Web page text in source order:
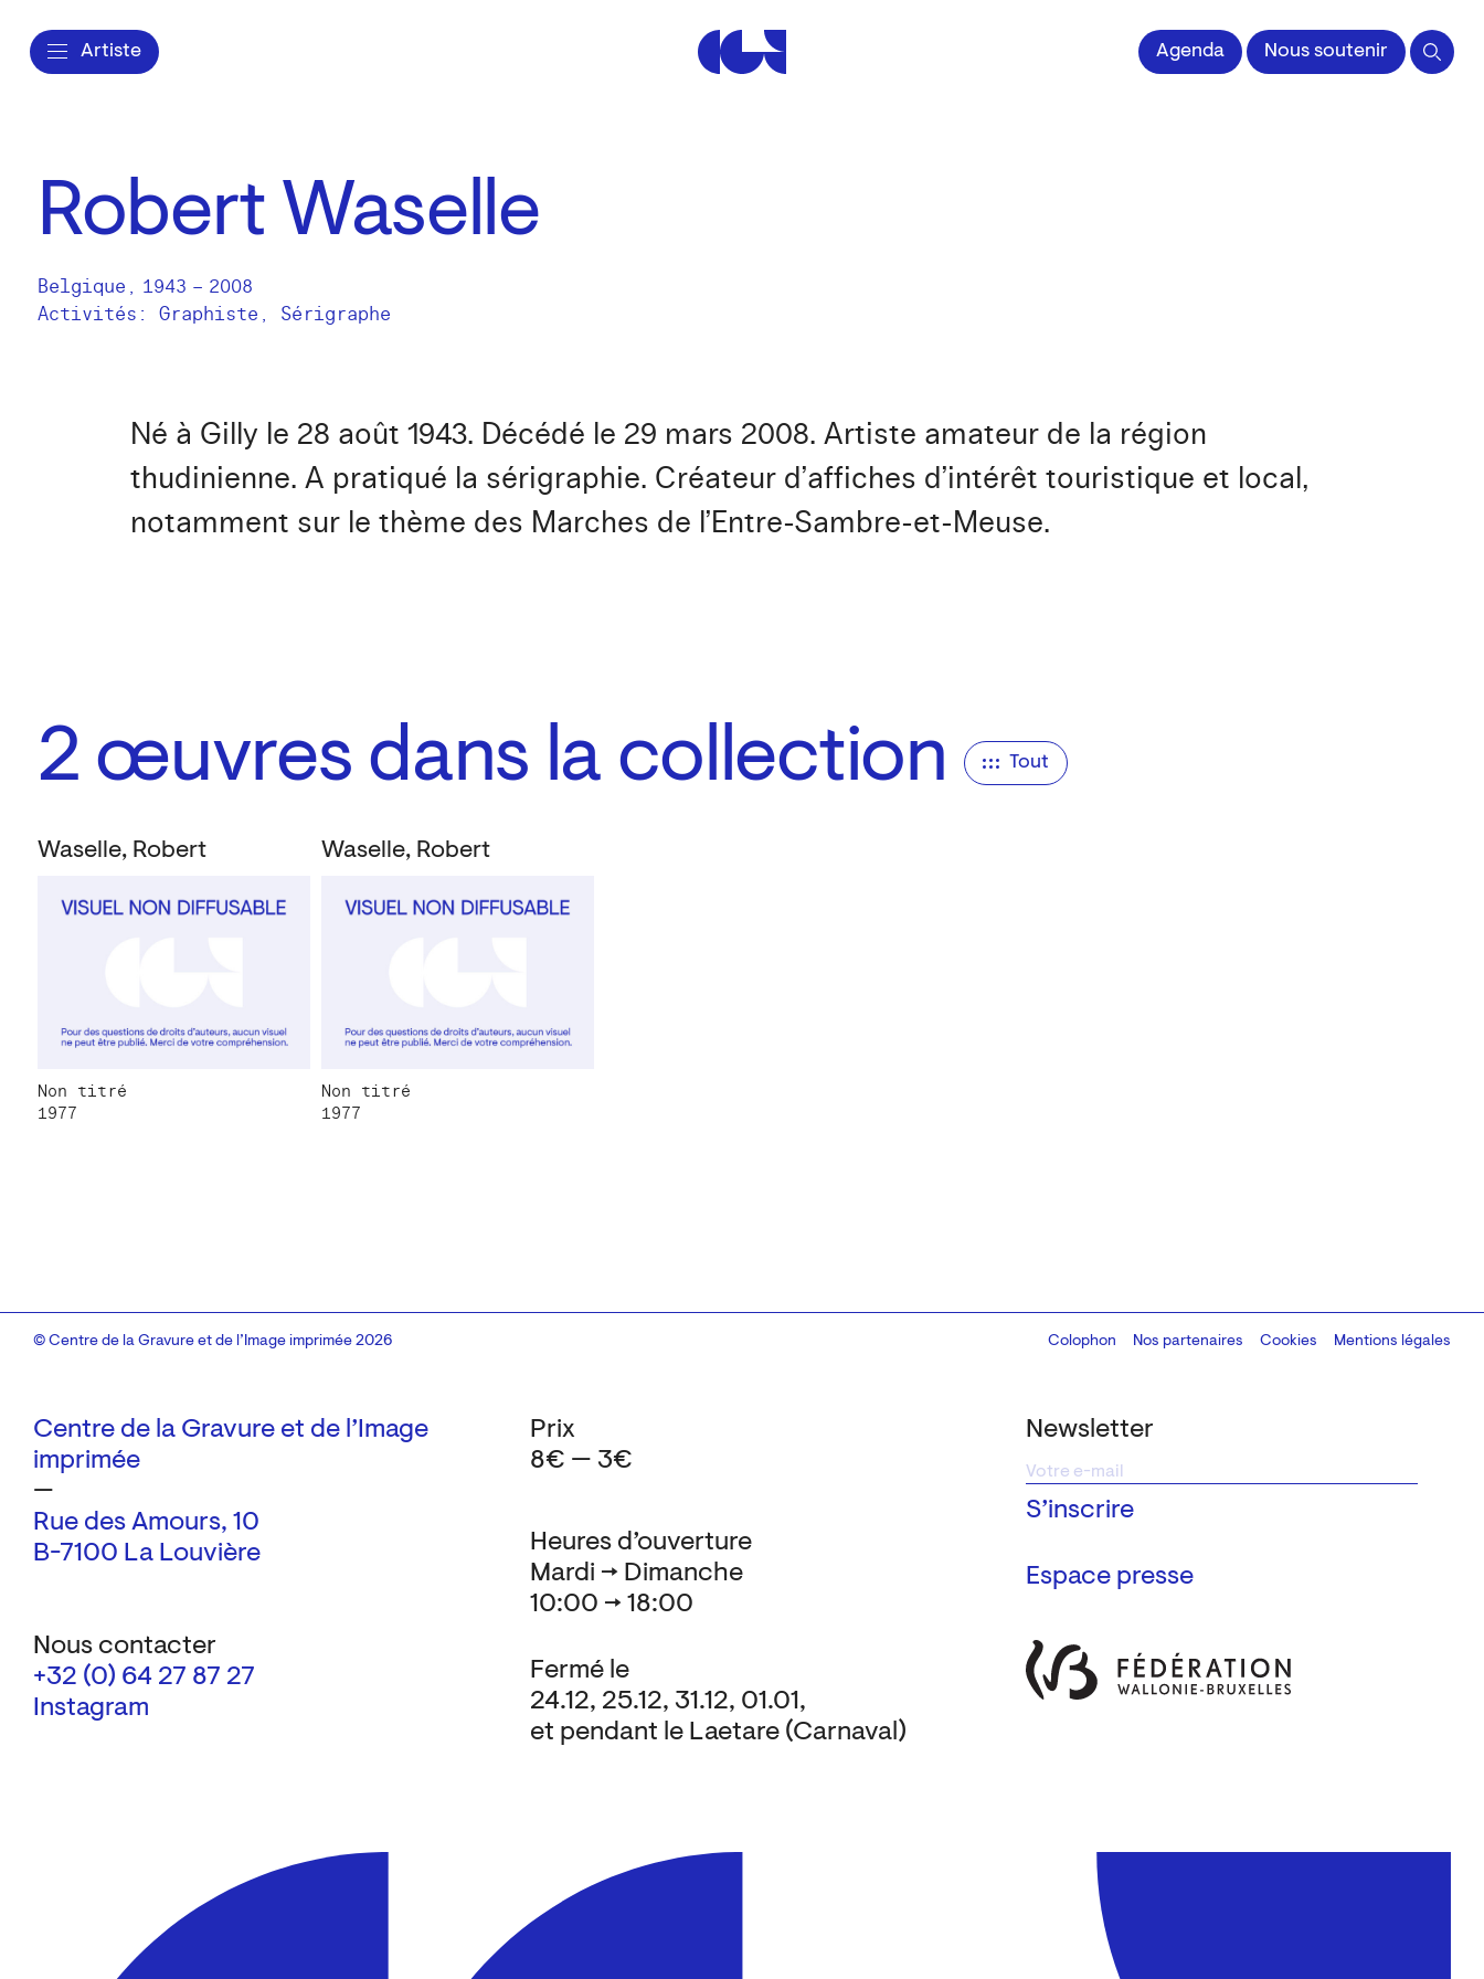
Artiste Centre de la Gravure et de l'Image impriméeAgenda Nous soutenir
Robert Waselle
Belgique , 1943 – 2008
Activités: Graphiste Sérigraphe
Né à Gilly le 28 août 1943. Décédé le 29 mars 2008. Artiste amateur de la région
thudinienne. A pratiqué la sérigraphie. Créateur d’affiches d’intérêt touristique et local,
notamment sur le thème des Marches de l’Entre-Sambre-et-Meuse.
2 œuvres dans la collection Tout
Waselle, Robert
Non titré
1977
Waselle, Robert
Non titré
1977
Centre de la Gravure et de l’Image
imprimée
—
Rue des Amours, 10
B-7100 La Louvière
Nous contacter
+32 (0) 64 27 87 27
Instagram
Newsletter
Espace presse
Heures d’ouverture
Mardi → Dimanche
10:00 → 18:00
Fermé le
24.12, 25.12, 31.12, 01.01,
et pendant le Laetare (Carnaval)
Prix
8€ — 3€
© Centre de la Gravure et de l’Image imprimée 2026 Colophon
Design:Marcel Kaczmarek, code:8080.studio
Nos partenaires Cookies Mentions légales